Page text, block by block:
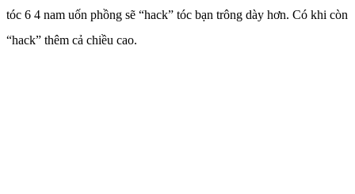
tóc 6 4 nam uốn phồng sẽ “hack” tóc bạn trông dày hơn. Có khi còn
“hack” thêm cả chiều cao.